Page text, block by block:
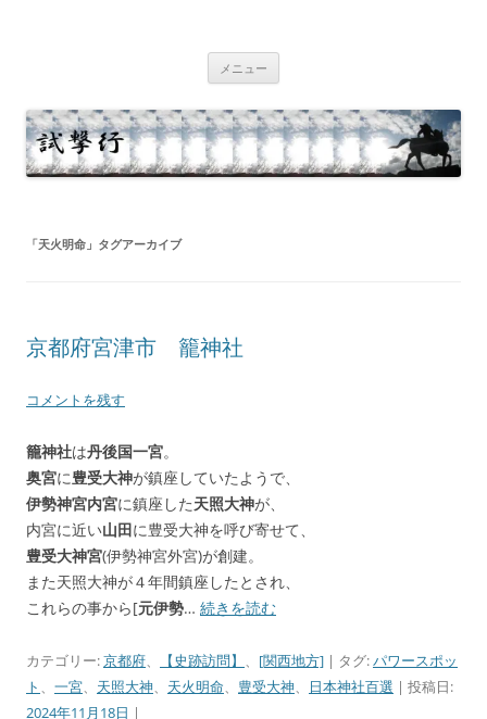
キ
ッ
プ
メニュー
「天火明命 」タグアーカイブ
京都府宮津市 籠神社
コメントを残す
籠神社は丹後国一宮。
奥宮に豊受大神が鎮座していたようで、
伊勢神宮内宮に鎮座した天照大神が、
内宮に近い山田に豊受大神を呼び寄せて、
豊受大神宮(伊勢神宮外宮)が創建。
また天照大神が４年間鎮座したとされ、
これらの事から[元伊勢… 続きを読む
カテゴリー:京都府 【史跡訪問】 [関西地方] | タグ:パワースポッ
ト
一宮 天照大神 天火明命 豊受大神 日本神社百選 | 投稿日:
2024年11月18日 |